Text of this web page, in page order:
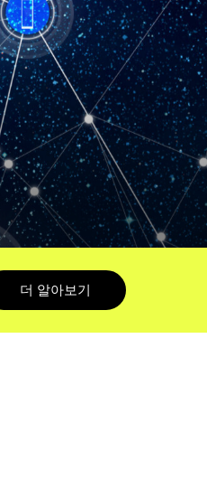
더 알아보기